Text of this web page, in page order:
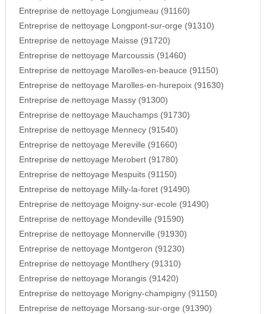
Entreprise de nettoyage Longjumeau (91160)
Entreprise de nettoyage Longpont-sur-orge (91310)
Entreprise de nettoyage Maisse (91720)
Entreprise de nettoyage Marcoussis (91460)
Entreprise de nettoyage Marolles-en-beauce (91150)
Entreprise de nettoyage Marolles-en-hurepoix (91630)
Entreprise de nettoyage Massy (91300)
Entreprise de nettoyage Mauchamps (91730)
Entreprise de nettoyage Mennecy (91540)
Entreprise de nettoyage Mereville (91660)
Entreprise de nettoyage Merobert (91780)
Entreprise de nettoyage Mespuits (91150)
Entreprise de nettoyage Milly-la-foret (91490)
Entreprise de nettoyage Moigny-sur-ecole (91490)
Entreprise de nettoyage Mondeville (91590)
Entreprise de nettoyage Monnerville (91930)
Entreprise de nettoyage Montgeron (91230)
Entreprise de nettoyage Montlhery (91310)
Entreprise de nettoyage Morangis (91420)
Entreprise de nettoyage Morigny-champigny (91150)
Entreprise de nettoyage Morsang-sur-orge (91390)